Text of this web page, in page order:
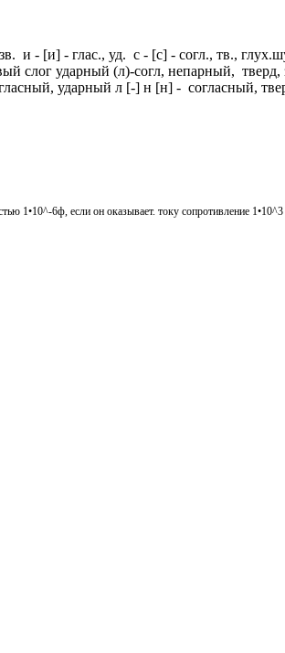
и - [и] - глас., уд. с - [с] - согл., тв.,
слог ударный (л)-согл, непарный,
ударный л [-] н [н] - согласный,
1•10^-6ф, если он оказывает. току сопротивление